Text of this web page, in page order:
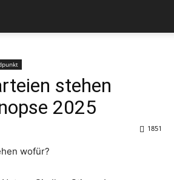
stehen
2025
1851
wofür?